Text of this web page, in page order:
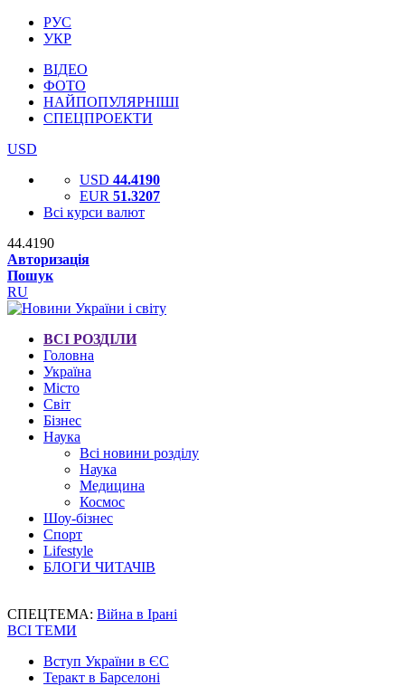
РУС
УКР
ВІДЕО
ФОТО
НАЙПОПУЛЯРНІШІ
СПЕЦПРОЕКТИ
USD
USD 44.4190
EUR 51.3207
Всі курси валют
44.4190
Авторизація
Пошук
RU
ВСІ РОЗДІЛИ
Головна
Україна
Місто
Світ
Бізнес
Наука
Всі новини розділу
Наука
Медицина
Космос
Шоу-бізнес
Спорт
Lifestyle
БЛОГИ ЧИТАЧІВ
СПЕЦТЕМА: Війна в Ірані
ВСІ ТЕМИ
Вступ України в ЄС
Теракт в Барселоні